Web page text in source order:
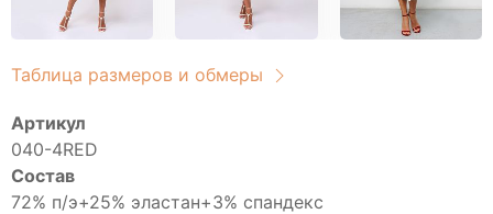
Майки
Платья
Рубашки
Толстовки
Туники
Футболки
Таблица размеров и обмеры
Артикул
040-4RED
Состав
72% п/э+25% эластан+3% спандекс